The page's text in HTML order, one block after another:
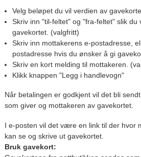
Velg beløpet du vil verdien av
Skriv inn "til-feltet" og "fra-feltet" slik du
gavekortet. (valgfritt)
Skriv inn mottakerens e-postadresse,
postadresse hvis du ønsker å gi
Skriv en kort melding til mottakeren.
Klikk knappen "Legg i handlevogn"
Når betalingen er godkjent vil det bli
som giver og mottakeren av gavekortet.
I e-posten vil det være en link til der hvor
kan se og skrive ut gavekortet.
Bruk gavekort: